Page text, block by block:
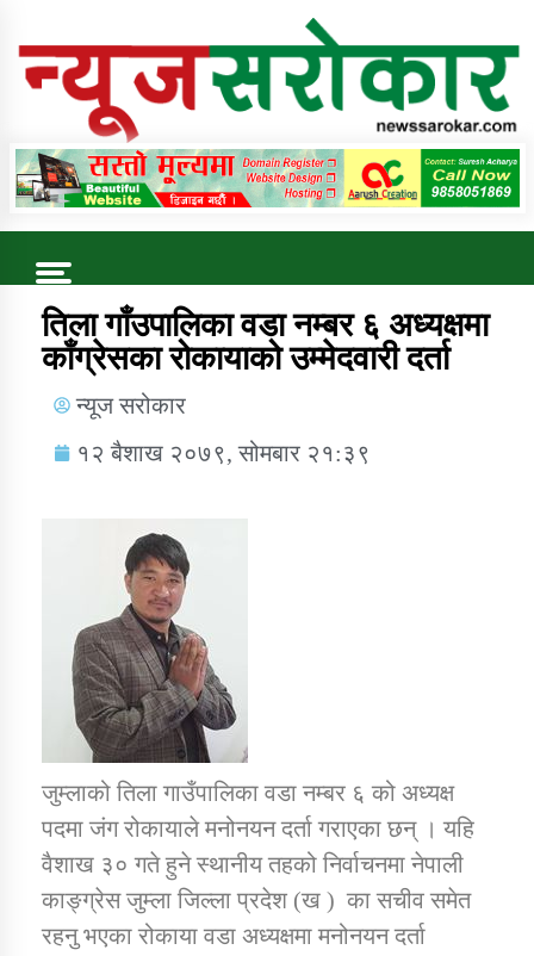
Online News Portal
Trending Now
कुषि बिकास कार्यालय जुम्ला सुचना सन्देश
डिभिजन कार्यालय जुम्लाको सुचना सन्देश
कर्णाली प्रविधि शिक्षालय जुम्लाको सुचना
सामाजिक बिकास कार्यालय जुम्लाकाे सुचना
तिला गाँउपालिका वडा नम्बर ६ अध्यक्षमा
काँग्रेसका रोकायाको उम्मेदवारी दर्ता
न्यूज सरोकार
१२ बैशाख २०७९, सोमबार २१:३९
जुम्लाको तिला गाउँपालिका वडा नम्बर ६ को अध्यक्ष
पदमा जंग रोकायाले मनोनयन दर्ता गराएका छन् । यहि
वैशाख ३० गते हुने स्थानीय तहको निर्वाचनमा नेपाली
काङ्ग्रेस जुम्ला जिल्ला प्रदेश (ख ) का सचीव समेत
रहनु भएका रोकाया वडा अध्यक्षमा मनोनयन दर्ता